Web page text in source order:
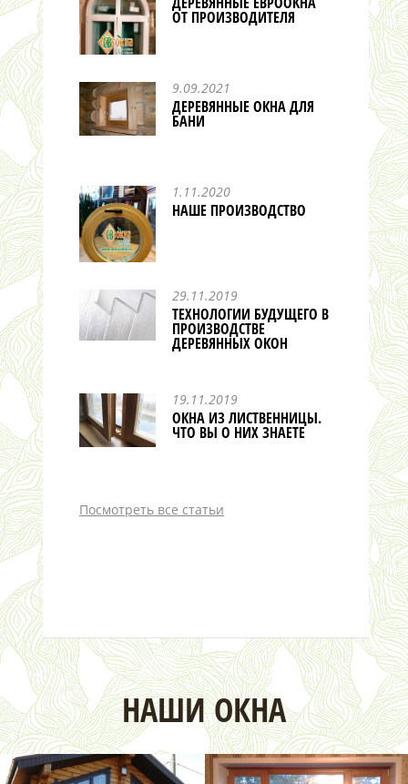
ОТ ПРОИЗВОДИТЕЛЯ
9.09.2021
ДЕРЕВЯННЫЕ ОКНА ДЛЯ
БАНИ
1.11.2020
НАШЕ ПРОИЗВОДСТВО
29.11.2019
ТЕХНОЛОГИИ БУДУЩЕГО В
ПРОИЗВОДСТВЕ
ДЕРЕВЯННЫХ ОКОН
19.11.2019
ОКНА ИЗ ЛИСТВЕННИЦЫ.
ЧТО ВЫ О НИХ ЗНАЕТЕ
Посмотреть все статьи
НАШИ ОКНА